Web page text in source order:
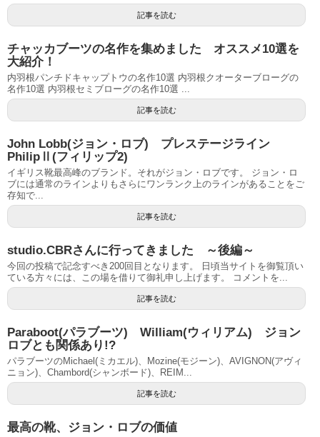
記事を読む
チャッカブーツの名作を集めました オススメ10選を
大紹介！
内羽根パンチドキャップトウの名作10選 内羽根クオーターブローグの
名作10選 内羽根セミブローグの名作10選 ...
記事を読む
John Lobb(ジョン・ロブ) プレステージライン
PhilipⅡ(フィリップ2)
イギリス靴最高峰のブランド。それがジョン・ロブです。 ジョン・ロ
ブには通常のラインよりもさらにワンランク上のラインがあることをご
存知で...
記事を読む
studio.CBRさんに行ってきました ～後編～
今回の投稿で記念すべき200回目となります。 日頃当サイトを御覧頂い
ている方々には、この場を借りて御礼申し上げます。 コメントを...
記事を読む
Paraboot(パラブーツ) William(ウィリアム) ジョン
ロブとも関係あり!?
パラブーツのMichael(ミカエル)、Mozine(モジーン)、AVIGNON(アヴィ
ニョン)、Chambord(シャンボード)、REIM...
記事を読む
最高の靴、ジョン・ロブの価値